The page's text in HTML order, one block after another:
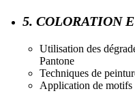
5. COLORATION
Utilisation des
Pantone
Techniques de
Application de motifs